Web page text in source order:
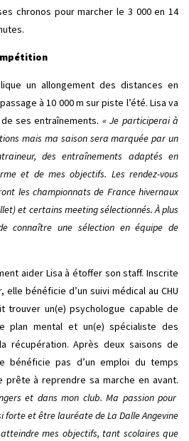
chronos pour marcher le 3 000 en 14
un allongement des distances en
à 10 000 m sur piste l’été. Lisa va
ses entraînements. « Je participerai à
mais ma saison sera marquée par un
des entraînements adaptés en
et de mes objectifs. Les rendez-vous
les championnats de France hivernaux
et certains meeting sélectionnés. À plus
connaître une sélection en équipe de
aider Lisa à étoffer son staff. Inscrite
bénéficie d’un suivi médical au CHU
trouver un(e) psychologue capable de
plan mental et un(e) spécialiste des
récupération. Après deux saisons de
bénéficie pas d’un emploi du temps
prête à reprendre sa marche en avant.
et dans mon club. Ma passion pour
forte et être lauréate de La Dalle Angevine
mes objectifs, tant scolaires que